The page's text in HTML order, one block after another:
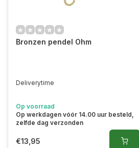
Bronzen pendel Ohm
Deliverytime
Op voorraad
Op werkdagen vóór 14.00 uur besteld,
zelfde dag verzonden
€13,95